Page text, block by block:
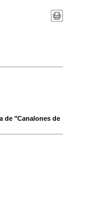
de "Canalones de